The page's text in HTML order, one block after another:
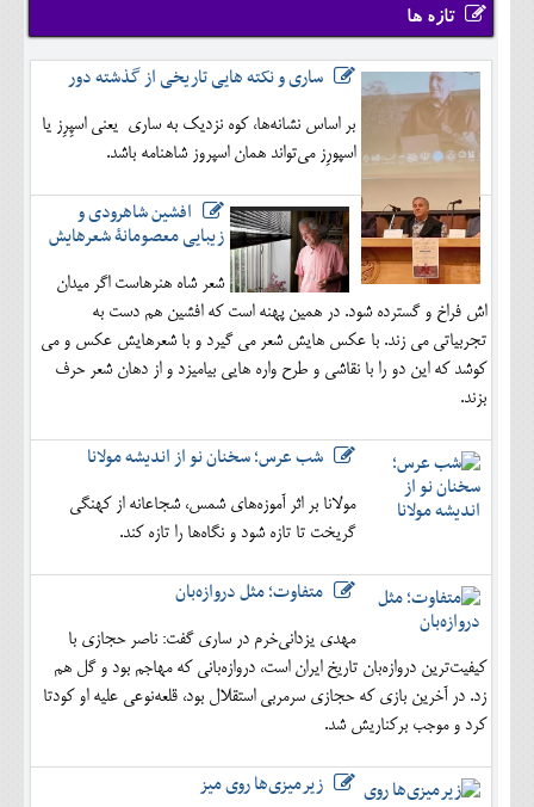
تازه ها
ساری و نکته هایی تاریخی از گذشته دور
بر اساس نشانه‌ها، کوه نزدیک به ساری یعنی اسپِرِز یا
اسپورِز می‌تواند همان اسپروز شاهنامه باشد.
افشین شاهرودی و
زیبایی معصومانۀ شعرهایش
شعر شاه هنرهاست اگر میدان
اش فراخ و گسترده شود. در همین پهنه است که افشین هم دست به
تجربیاتی می زند. با عکس هایش شعر می گیرد و با شعرهایش عکس و می
کوشد که این دو را با نقاشی و طرح واره هایی بیامیزد و از دهان شعر حرف
بزند.
شب عرس؛ سخنان نو از اندیشه مولانا
مولانا بر اثر آموزه‌های شمس، شجاعانه از کهنگی
گریخت تا تازه شود و نگاه‌ها را تازه کند.
متفاوت؛ مثل دروازه‌بان
مهدی یزدانی‌خرم در ساری گفت: ناصر حجازی با
کیفیت‌ترین دروازه‌بان تاریخ ایران است، دروازه‌بانی که مهاجم بود و گل هم
زد. در آخرین بازی که حجازی سرمربی استقلال بود، قلعه‌نوعی علیه او کودتا
کرد و موجب برکناریش شد.
زیرمیزی‌ها روی میز